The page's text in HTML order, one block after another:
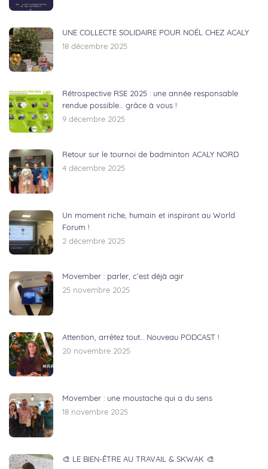
UNE COLLECTE SOLIDAIRE POUR NOËL CHEZ ACALY
18 décembre 2025
Rétrospective RSE 2025 : une année responsable
rendue possible… grâce à vous !
9 décembre 2025
Retour sur le tournoi de badminton ACALY NORD
4 décembre 2025
Un moment riche, humain et inspirant au World
Forum !
2 décembre 2025
Movember : parler, c’est déjà agir
25 novembre 2025
Attention, arrêtez tout… Nouveau PODCAST !
20 novembre 2025
Movember : une moustache qui a du sens
18 novembre 2025
🎨 LE BIEN-ÊTRE AU TRAVAIL & SKWAK 🎨